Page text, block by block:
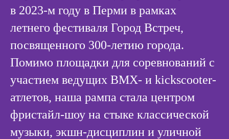
в 2023-м году в Перми в рамках
летнего фестиваля Город Встреч,
посвященного 300-летию города.
Помимо площадки для соревнований с
участием ведущих BMX- и kickscooter-
атлетов, наша рампа стала центром
фристайл-шоу на стыке классической
музыки, экшн-дисциплин и уличной